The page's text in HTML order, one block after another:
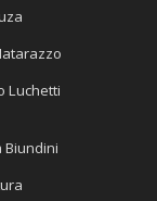
Luchetti
Biundini